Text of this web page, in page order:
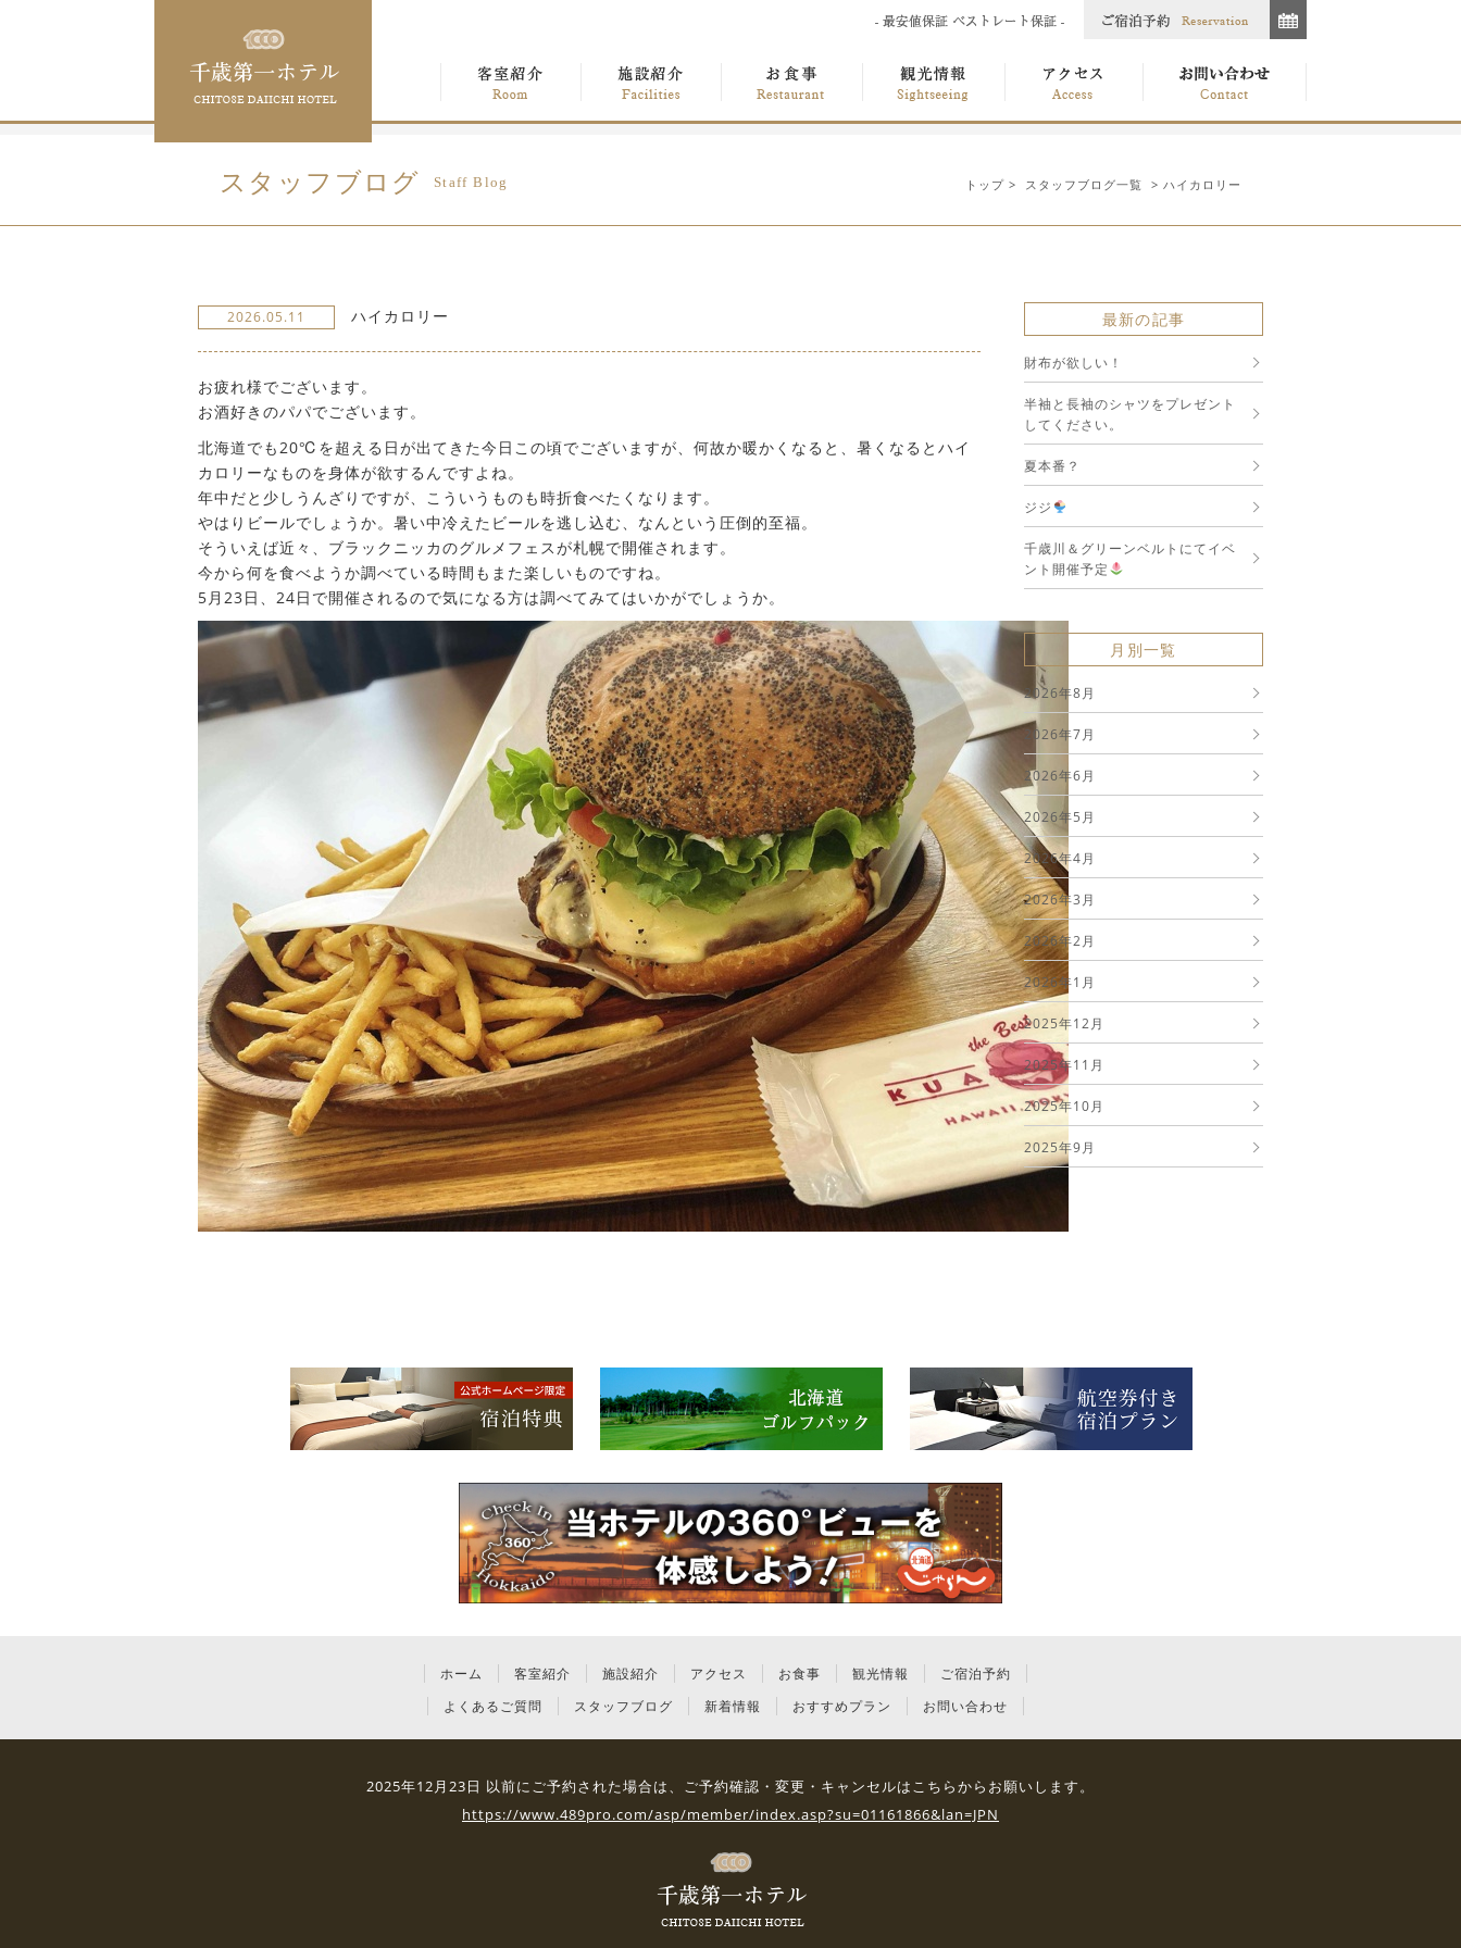
スタッフブログ Staff Blog トップ > スタッフブログ一覧 > ハイカロリー
2026.05.11 ハイカロリー
お疲れ様でございます。
お酒好きのパパでございます。
北海道でも20℃を超える日が出てきた今日この頃でございますが、何故か暖かくなると、暑くなるとハイ
カロリーなものを身体が欲するんですよね。
年中だと少しうんざりですが、こういうものも時折食べたくなります。
やはりビールでしょうか。暑い中冷えたビールを逃し込む、なんという圧倒的至福。
そういえば近々、ブラックニッカのグルメフェスが札幌で開催されます。
今から何を食べようか調べている時間もまた楽しいものですね。
5月23日、24日で開催されるので気になる方は調べてみてはいかがでしょうか。
最新の記事
財布が欲しい！
半袖と長袖のシャツをプレゼント
してください。
夏本番？
ジジ
千歳川＆グリーンベルトにてイベ
ント開催予定
月別一覧
2026年8月
2026年7月
2026年6月
2026年5月
2026年4月
2026年3月
2026年2月
2026年1月
2025年12月
2025年11月
2025年10月
2025年9月
ホーム 客室紹介 施設紹介 アクセス お食事 観光情報
ご宿泊予約
よくあるご質問
スタッフブログ 新着情報 おすすめプラン お問い合わせ
2025年12月23日 以前にご予約された場合は、 ご予約確認・変更・キャンセルはこちらからお願いします。
https://www.489pro.com/asp/member/index.asp?su=01161866&lan=JPN